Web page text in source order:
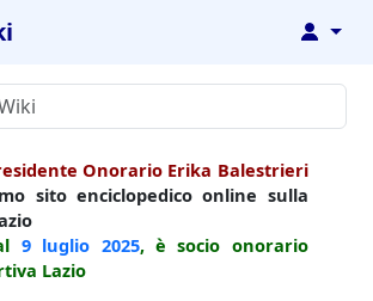
↓
Onorario Erika Balestrieri
sito enciclopedico online sulla
9 luglio 2025, è socio onorario
Lazio